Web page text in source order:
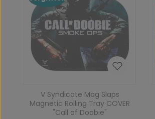
V Syndicate Mag Slaps
Magnetic Rolling Tray COVER
"Call of Doobie"